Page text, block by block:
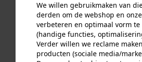
We willen gebruikmaken van
derden om de webshop en
verbeteren en optimaal vorm te
(handige functies,
Verder willen we reclame
producten (sociale media/